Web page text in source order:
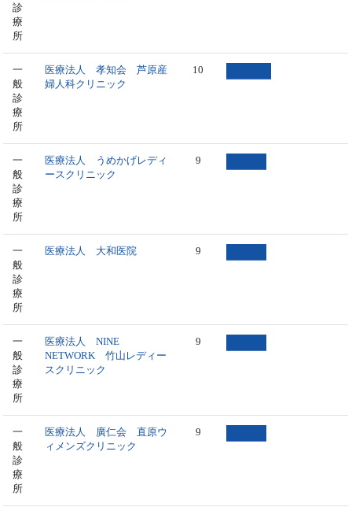
診
療
所
一
般
診
療
所
医療法人 孝知会 芦原産
婦人科クリニック
10
一
般
診
療
所
医療法人 うめかげレディ
ースクリニック
9
一
般
診
療
所
医療法人 大和医院 9
一
般
診
療
所
医療法人 NINE
NETWORK 竹山レディー
スクリニック
9
一
般
診
療
所
医療法人 廣仁会 直原ウ
ィメンズクリニック
9